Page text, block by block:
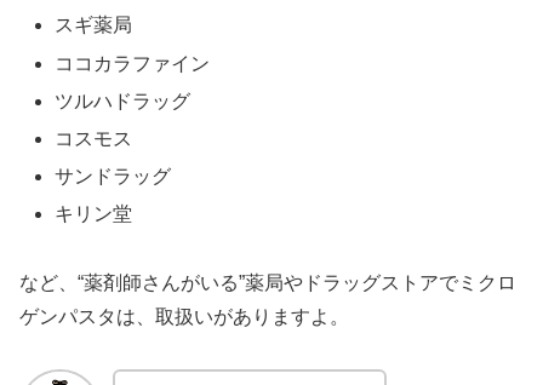
スギ薬局
ココカラファイン
ツルハドラッグ
コスモス
サンドラッグ
キリン堂
など、“薬剤師さんがいる”薬局やドラッグストアでミクロ
ゲンパスタは、取扱いがありますよ。